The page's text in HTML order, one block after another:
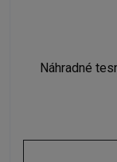
Náhradné